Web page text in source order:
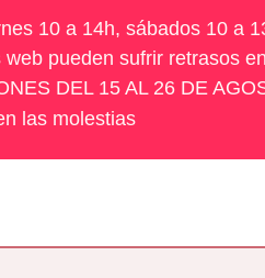
10 a 14h, sábados 10 a
pueden sufrir retrasos
DEL 15 AL 26 DE
las molestias